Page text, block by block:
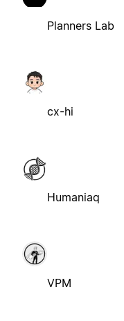
Planners Lab
cx-hi
Humaniaq
VPM